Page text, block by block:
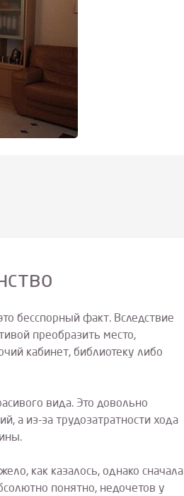
бесспорный факт. Вследствие
преобразить место,
кабинет, библиотеку либо
вида. Это довольно
а из-за трудозатратности хода
как казалось, однако сначала
понятно, недочетов у